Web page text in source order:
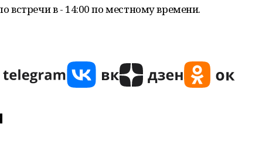
встречи в - 14:00 по местному времени.